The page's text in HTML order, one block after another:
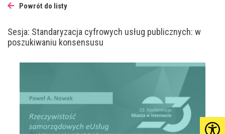
Powrót do listy
Sesja: Standaryzacja cyfrowych usług publicznych: w
poszukiwaniu konsensusu